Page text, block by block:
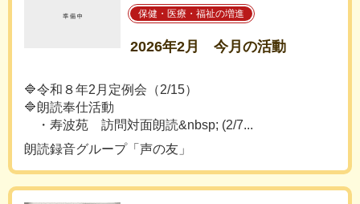
保健・医療・福祉の増進
2026年2月 今月の活動
🔷令和８年2月定例会（2/15）
🔷朗読奉仕活動
・寿波苑 訪問対面朗読&nbsp; (2/7...
朗読録音グループ「声の友」